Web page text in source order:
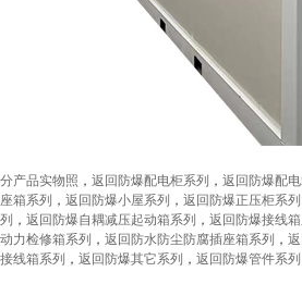
产品实物照 ， 返回防爆配电柜系列 ， 返 回防爆配
箱系列 ， 返回防爆小屋系列 ， 返回防爆正压柜系列
， 返回防爆自耦减压起动箱系列 ， 返回防爆接线
力检修箱系列 ， 返回防水防尘防腐插座箱系列 ，
线箱系列 ， 返回防爆其它系列 ， 返回防爆管件系列